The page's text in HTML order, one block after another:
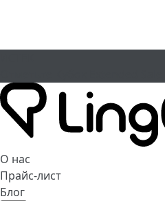
О нас
Прайс-лист
Блог